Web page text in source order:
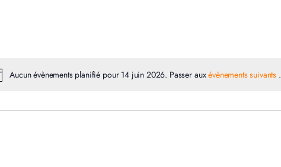
Notice
Aucun évènements planifié pour 14 juin 2026. Passer auxévènements suivants .